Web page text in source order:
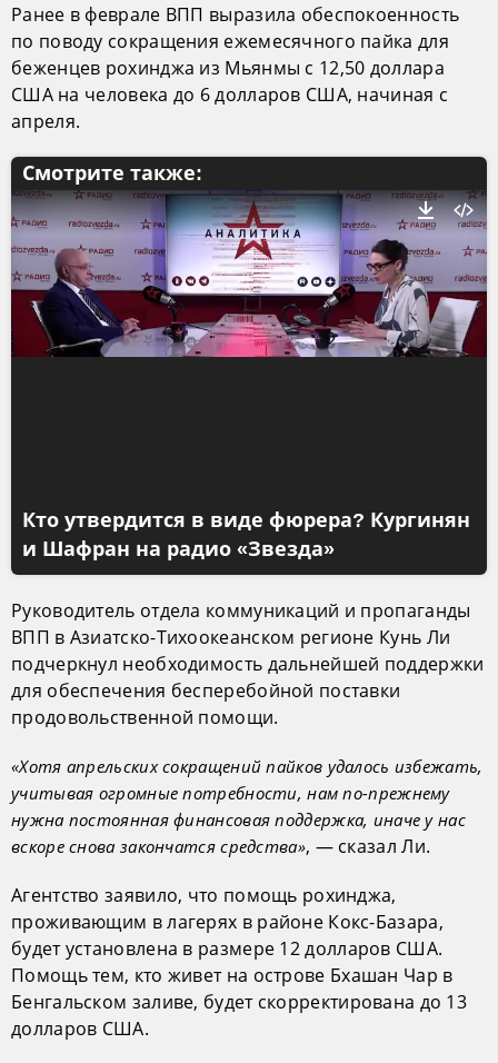
Ранее в феврале ВПП выразила обеспокоенность
по поводу сокращения ежемесячного пайка для
беженцев рохинджа из Мьянмы с 12,50 доллара
США на человека до 6 долларов США, начиная с
апреля.
Смотрите также:
Кто утвердится в виде фюрера? Кургинян
и Шафран на радио «Звезда»
Руководитель отдела коммуникаций и пропаганды
ВПП в Азиатско-Тихоокеанском регионе Кунь Ли
подчеркнул необходимость дальнейшей поддержки
для обеспечения бесперебойной поставки
продовольственной помощи.
«Хотя апрельских сокращений пайков удалось избежать,
учитывая огромные потребности, нам по-прежнему
нужна постоянная финансовая поддержка, иначе у нас
вскоре снова закончатся средства», — сказал Ли.
Агентство заявило, что помощь рохинджа,
проживающим в лагерях в районе Кокс-Базара,
будет установлена в размере 12 долларов США.
Помощь тем, кто живет на острове Бхашан Чар в
Бенгальском заливе, будет скорректирована до 13
долларов США.